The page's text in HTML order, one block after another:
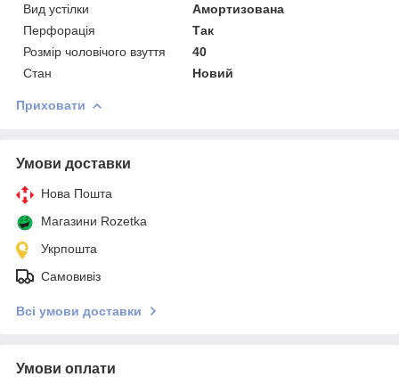
Вид устілки
Амортизована
Перфорація
Так
Розмір чоловічого взуття
40
Стан
Новий
Приховати
Умови доставки
Нова Пошта
Магазини Rozetka
Укрпошта
Самовивіз
Всі умови доставки
Умови оплати